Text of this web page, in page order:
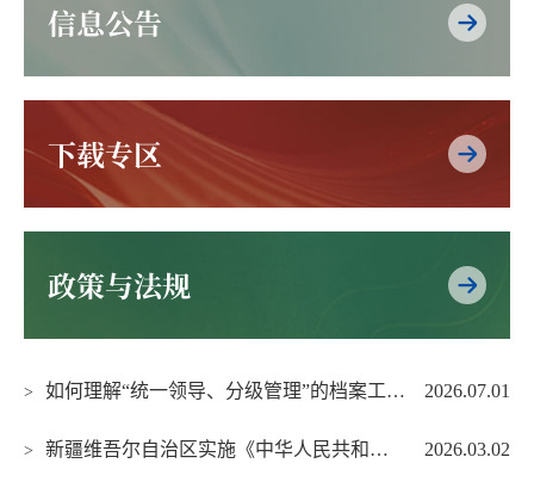
信息公告
下载专区
政策与法规
2026.07.01
> 如何理解“统一领导、分级管理”的档案工作原则？
2026.03.02
> 新疆维吾尔自治区实施《中华人民共和国档案法》办法